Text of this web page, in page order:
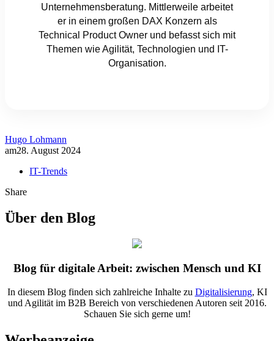
Unternehmensberatung. Mittlerweile arbeitet
er in einem großen DAX Konzern als
Technical Product Owner und befasst sich mit
Themen wie Agilität, Technologien und IT-
Organisation.
Hugo Lohmann
am28. August 2024
IT-Trends
Share
Über den Blog
Blog für digitale Arbeit: zwischen Mensch und KI
In diesem Blog finden sich zahlreiche Inhalte zu Digitalisierung, KI
und Agilität im B2B Bereich von verschiedenen Autoren seit 2016.
Schauen Sie sich gerne um!